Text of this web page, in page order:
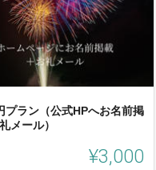
プラン（公式HPへお名前掲
メール）
¥3,000